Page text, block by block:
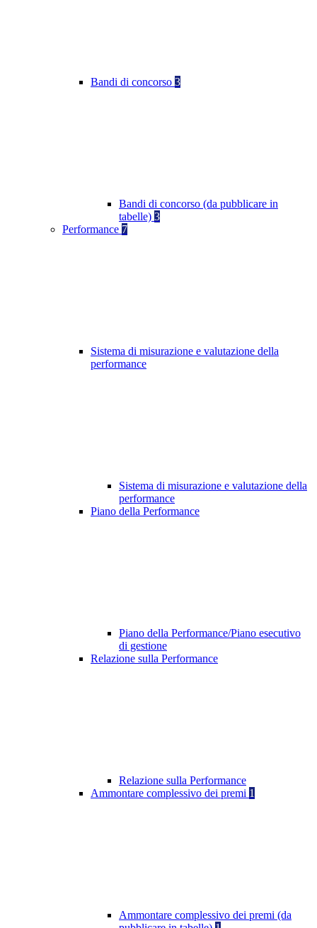
Bandi di concorso 3
Bandi di concorso (da pubblicare in
tabelle) 3
Performance 7
Sistema di misurazione e valutazione della
performance
Sistema di misurazione e valutazione della
performance
Piano della Performance
Piano della Performance/Piano esecutivo
di gestione
Relazione sulla Performance
Relazione sulla Performance
Ammontare complessivo dei premi 1
Ammontare complessivo dei premi (da